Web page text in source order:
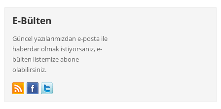
E-Bülten
Güncel yazılarımızdan e-posta ile
haberdar olmak istiyorsanız, e-
bülten listemize abone
olabilirsiniz.